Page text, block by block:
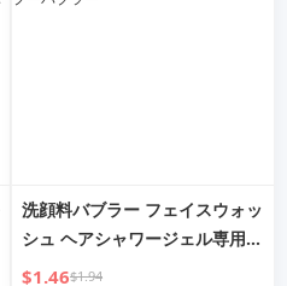
洗顔料バブラー フェイスウォッ
シュ ヘアシャワージェル専用フ
ォームボトル フォーミング便利
$1.46$1.94